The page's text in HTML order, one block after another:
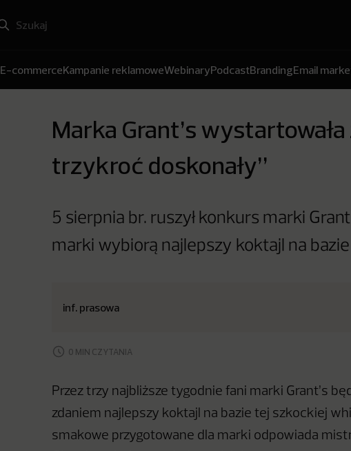
E-commerceKampanie reklamoweWebinaryPodcastBrandingEmail
Marka Grant’s
trzykroć doskonały”
5 sierpnia br. ruszył konkurs marki
marki wybiorą najlepszy koktajl na
inf. prasowa
0 MIN CZYTANIA
Przez trzy najbliższe tygodnie fani marki Grant’s
zdaniem najlepszy koktajl na bazie tej szkockiej
smakowe przygotowane dla marki odpowiada